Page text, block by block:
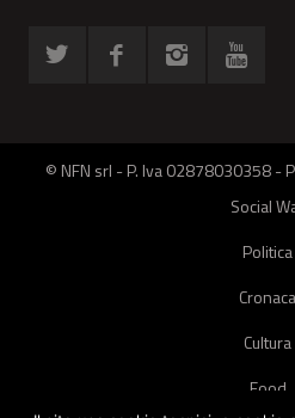
© NFN srl - P. Iva 02878030358 -
Social
Politica
Cronaca
Cultura
Food